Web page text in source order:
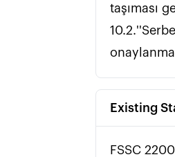
taşıması
Existing
FSSC